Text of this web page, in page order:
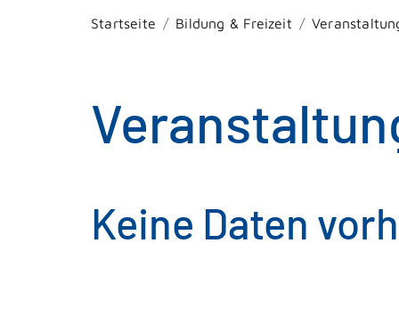
Startseite Bildung & Freizeit
Keine Daten